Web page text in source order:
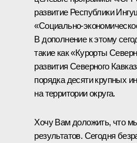
развитие Республики
«Социально-
В дополнение к этому
такие как «Курорты
развития Северного
порядка десяти крупных
на территории округа.
Хочу Вам доложить, что
результатов. Сегодня